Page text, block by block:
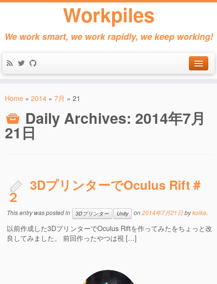
Workpiles
We work smart, we work rapidly, we keep working!
About
Home » 2014 » 7月 » 21
Daily Archives: 2014年7月
21日
3DプリンターでOculus Rift＃
２
This entry was posted in 3Dプリンター Unity on2014年7月21日bykoike.
以前作成した3DプリンターでOculus Riftを作ってみたをちょっと改
良してみました。 前回作ったやつは視 […]